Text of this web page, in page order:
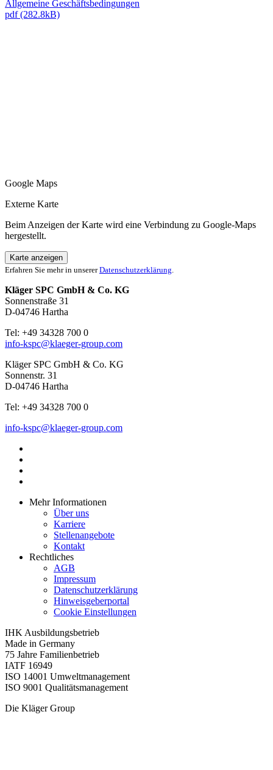
Allgemeine Geschäftsbedingungen
pdf (282.8kB)
Google Maps
Externe Karte
Beim Anzeigen der Karte wird eine Verbindung zu Google-Maps
hergestellt.
Karte anzeigen
Erfahren Sie mehr in unsererDatenschutzerklärung.
Kläger SPC GmbH & Co. KG
Sonnenstraße 31
D-04746 Hartha
Tel: +49 34328 700 0
info-kspc@klaeger-group.com
Kläger SPC GmbH & Co. KG
Sonnenstr. 31
D-04746 Hartha
Tel: +49 34328 700 0
info-kspc@klaeger-group.com
Mehr Informationen
Über uns
Karriere
Stellenangebote
Kontakt
Rechtliches
AGB
Impressum
Datenschutzerklärung
Hinweisgeberportal
Cookie Einstellungen
IHK Ausbildungsbetrieb
Made in Germany
75 Jahre Familienbetrieb
IATF 16949
ISO 14001 Umweltmanagement
ISO 9001 Qualitätsmanagement
Die Kläger Group